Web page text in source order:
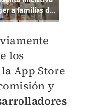
los
App Store
y